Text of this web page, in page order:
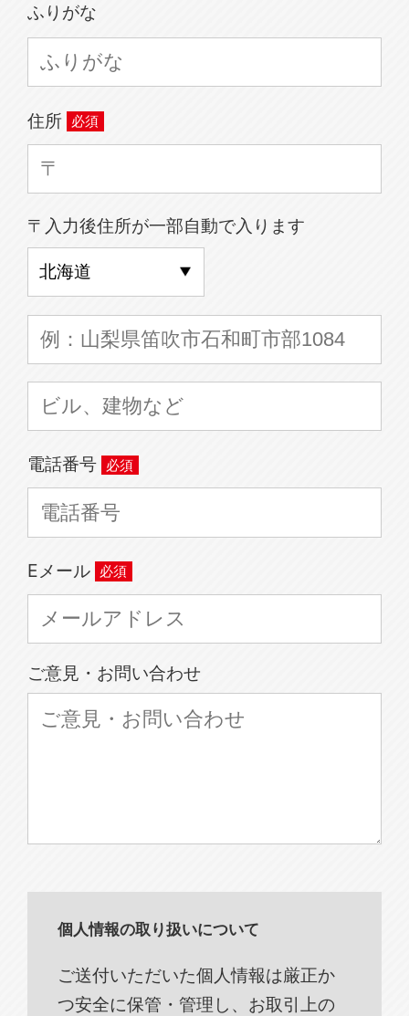
ふりがな
住所
〒入力後住所が一部自動で入ります
電話番号
Eメール
ご意見・お問い合わせ
個人情報の取り扱いについて
ご送付いただいた個人情報は厳正か
つ安全に保管・管理し、お取引上の